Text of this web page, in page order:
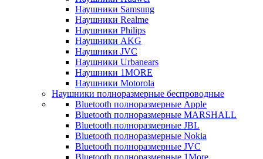
Наушники Samsung
Наушники Realme
Наушники Philips
Наушники AKG
Наушники JVC
Наушники Urbanears
Наушники 1MORE
Наушники Motorola
Наушники полноразмерные беспроводные
Bluetooth полноразмерные Apple
Bluetooth полноразмерные MARSHALL
Bluetooth полноразмерные JBL
Bluetooth полноразмерные Nokia
Bluetooth полноразмерные JVC
Bluetooth полноразмерные 1More